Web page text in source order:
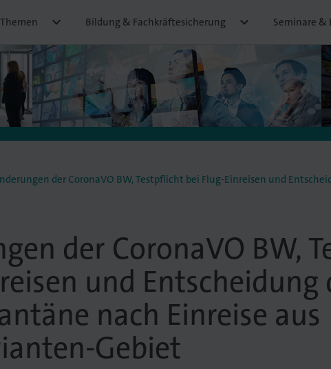
Themen  Bildung & Fachkräftesicherung  Seminare &
der CoronaVO BW, Testpflicht bei Flug-Einreisen und Entscheidung des VGH BW zu
der CoronaVO BW,
und Entscheidung
nach Einreise aus
Gebiet